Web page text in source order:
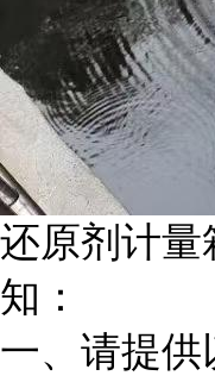
还原剂计量
知：
一、请提供